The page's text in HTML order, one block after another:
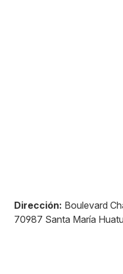
Dirección: Boulevard
70987 Santa María